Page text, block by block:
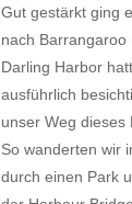
Gut gestärkt ging
nach Barrangaroo
Darling Harbor
ausführlich
unser Weg dieses
So wanderten wir
durch einen Park